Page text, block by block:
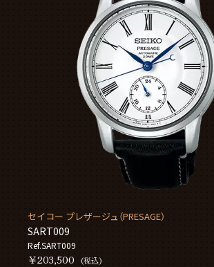
セイコー プレザージュ（PRESAGE）
SART009
Ref.SART009
￥203,500 (税込)